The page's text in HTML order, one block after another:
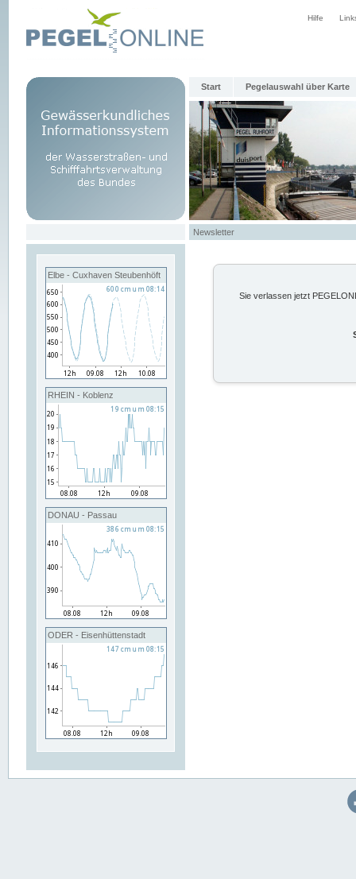
Hilfe
Start Pegelauswahl über Karte
Newsletter
Elbe - Cuxhaven Steubenhöft
RHEIN - Koblenz
DONAU - Passau
ODER - Eisenhüttenstadt
Sie verlassen jetzt